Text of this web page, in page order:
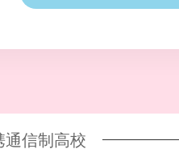
通信制高校